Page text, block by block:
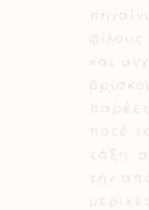
και
ποτέ
τάξη,
την